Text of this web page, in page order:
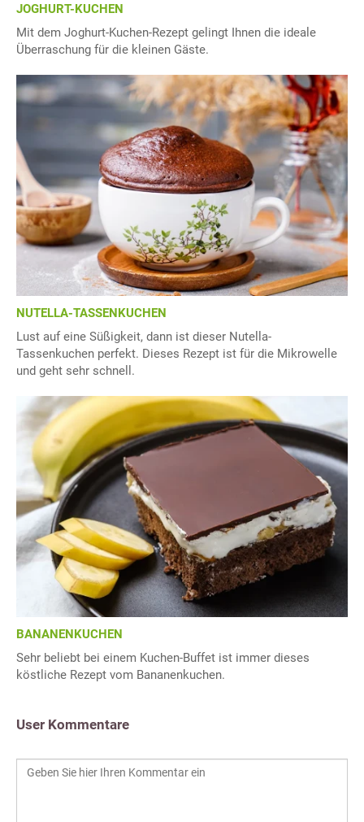
JOGHURT-KUCHEN
Mit dem Joghurt-Kuchen-Rezept gelingt Ihnen die ideale
Überraschung für die kleinen Gäste.
NUTELLA-TASSENKUCHEN
Lust auf eine Süßigkeit, dann ist dieser Nutella-
Tassenkuchen perfekt. Dieses Rezept ist für die Mikrowelle
und geht sehr schnell.
BANANENKUCHEN
Sehr beliebt bei einem Kuchen-Buffet ist immer dieses
köstliche Rezept vom Bananenkuchen.
User Kommentare